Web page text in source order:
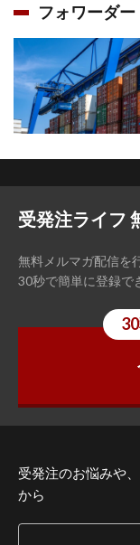
フォワーダー
受発注ライフ
無料メルマガ配信を
30秒で簡単に登録で
受発注のお悩みや
から